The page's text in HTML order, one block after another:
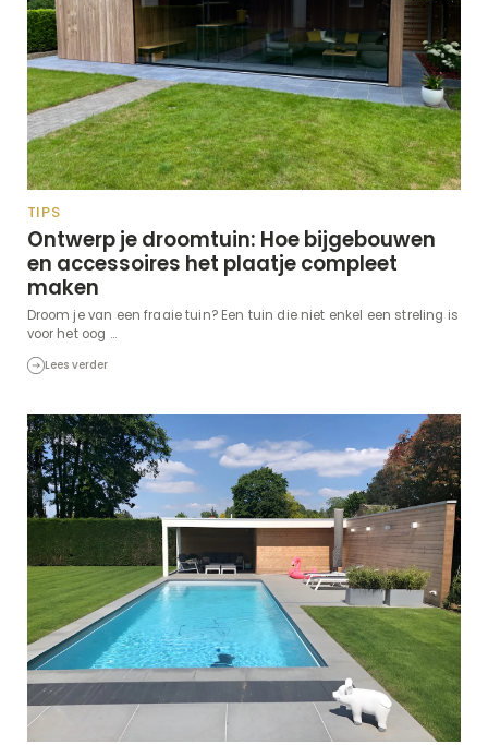
TIPS
Ontwerp je droomtuin: Hoe bijgebouwen
en accessoires het plaatje compleet
maken
Droom je van een fraaie tuin? Een tuin die niet enkel een streling is
voor het oog ...
Lees verder